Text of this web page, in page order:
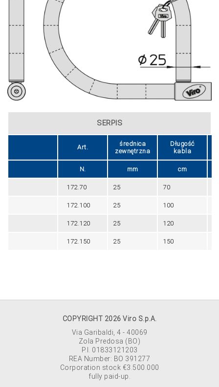
SERPIS
Art.
średnica
zewnętrzna
Długość
kabla
N. mm cm
172.70 25 70
172.100 25 100
172.120 25 120
172.150 25 150
COPYRIGHT 2026 Viro S.p.A.
Via Garibaldi, 4 - 40069
Zola Predosa (BO)
P.I. 01833121203
REA Number: BO 391277
Corporation stock €3.500.000
fully paid-up.